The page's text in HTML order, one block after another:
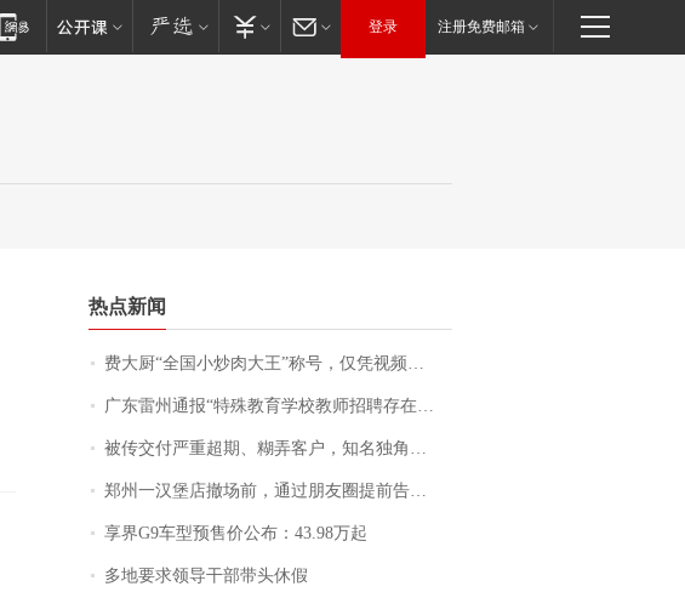
登录 注册免费邮箱
热点新闻
费大厨“全国小炒肉大王”称号，仅凭视频评出？中国烹饪协会回应
广东雷州通报“特殊教育学校教师招聘存在违规行为”：已启动问责程序 副校长被停职
被传交付严重超期、糊弄客户，知名独角兽车企创始人回应：都没证据，将依法采取措施，“本人长期与美国交管局保持沟通，对方表示肯定”
郑州一汉堡店撤场前，通过朋友圈提前告知逐一退费，有顾客仅剩1元也全被退回，分文不少；顾客：言而有信，让人感动
享界G9车型预售价公布：43.98万起
多地要求领导干部带头休假